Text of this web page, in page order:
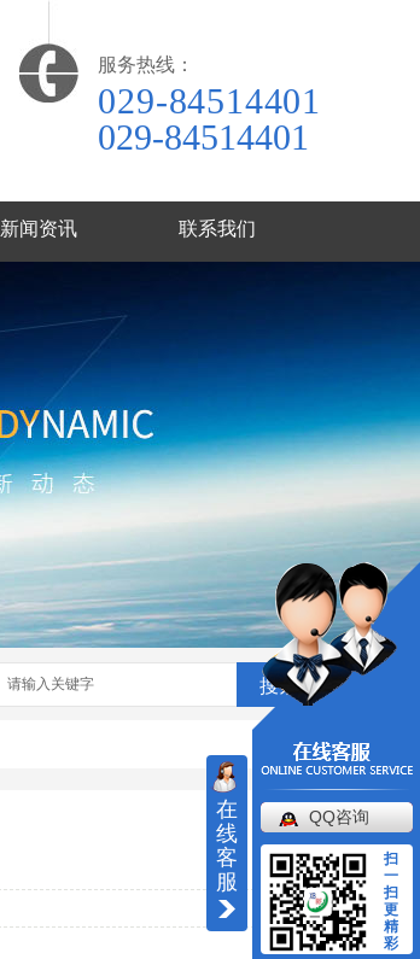
服务热线：
029-84514401
029-84514401
新闻资讯 联系我们
搜索
在
线
客
服
QQ咨询
扫
一
扫
更
精
彩